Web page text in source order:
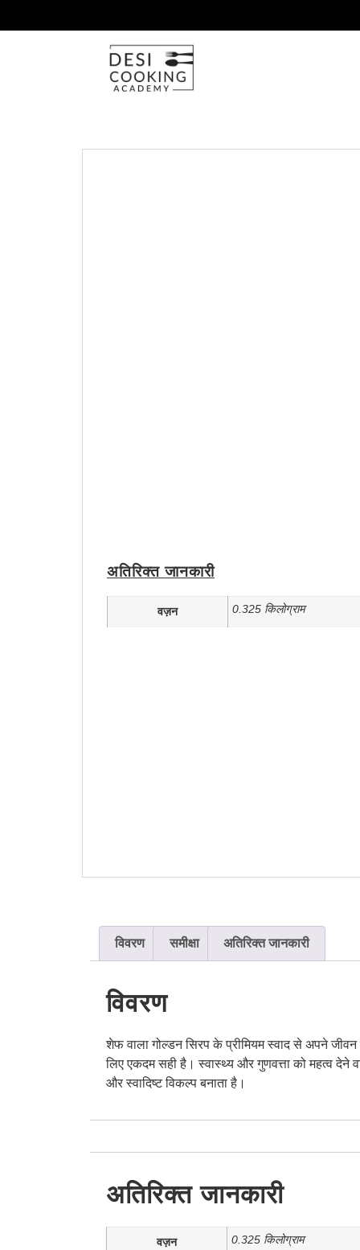
अतिरिक्त जानकारी
वज़न 0.325 किलोग्राम
विवरण समीक्षा अतिरिक्त जानकारी
विवरण
शेफ वाला गोल्डन सिरप के प्रीमियम स्वाद से अपने
लिए एकदम सही है। स्वास्थ्य और गुणवत्ता को महत्व देने
और स्वादिष्ट विकल्प बनाता है।
अतिरिक्त जानकारी
वज़न 0.325 किलोग्राम